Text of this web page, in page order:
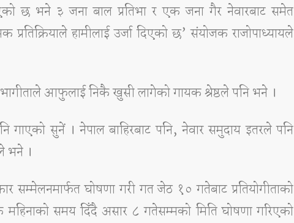
छ भने ३ जना बाल प्रतिभा र एक जना गैर नेवारबाट समेत
हामीलाई उर्जा दिएको छ’ संयोजक राजोपाध्यायले
आफुलाई निकै खुसी लागेको गायक श्रेष्ठले पनि भने ।
गाएको सुनें । नेपाल बाहिरबाट पनि, नेवार समुदाय इतरले पनि
भने ।
घोषणा गरी गत जेठ १० गतेबाट प्रतियोगीताको
समय दिँदै असार ८ गतेसम्मको मिति घोषणा गरिएको